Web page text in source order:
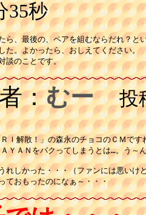
35秒
ら、最後の、ペアを組むならだれ？と
た。よかったら、おしえてください。
談のことです。
：むー 投稿
解散！」の森永のチョコのＣＭです
ＡＮをパクってしまうとは…。う～
れしかった・・・（ファンには悪いけ
ておもったのになぁ～・・・